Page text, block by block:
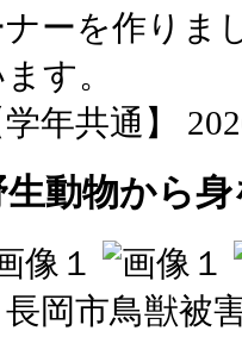
ナーを作りま
す。
学年共通】
生動物から
岡市鳥獣被